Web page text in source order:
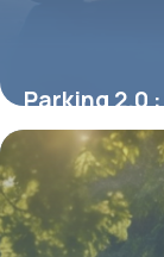
Parking 2.0
3 mai 2026